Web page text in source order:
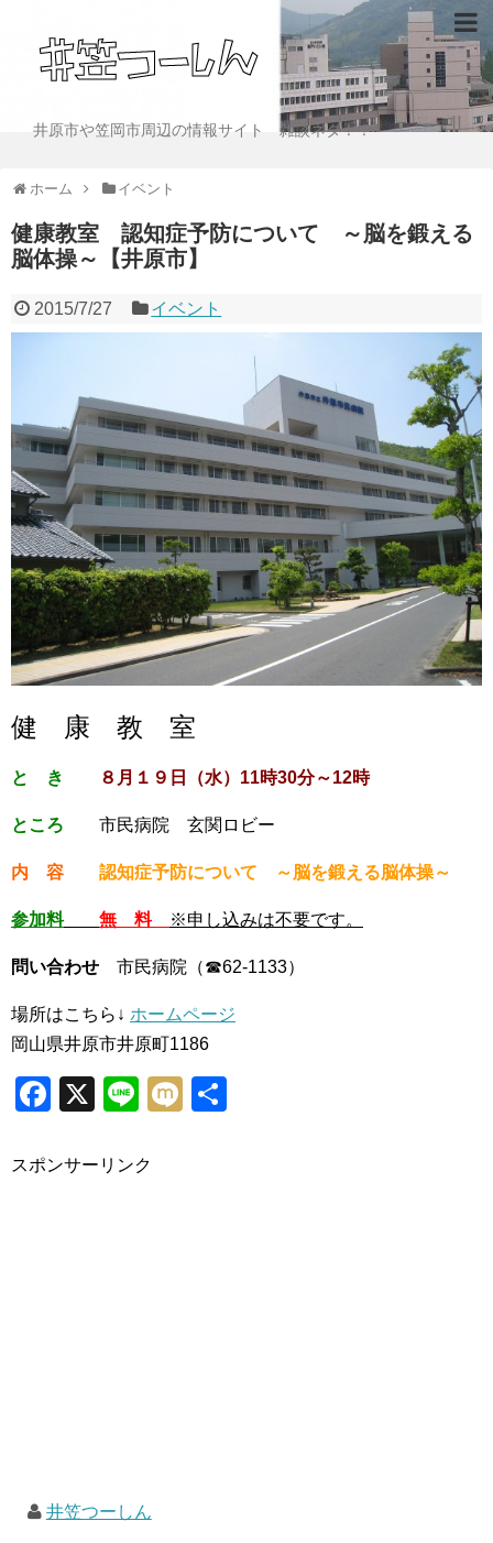
井原市や笠岡市周辺の情報サイト 雑談ネタ！！
ホーム イベント
健康教室 認知症予防について ～脳を鍛える
脳体操～【井原市】
2015/7/27 イベント
健 康 教 室
と き ８月１９日（水）11時30分～12時
ところ 市民病院 玄関ロビー
内 容 認知症予防について ～脳を鍛える脳体操～
参加料 無 料 ※申し込みは不要です。
問い合わせ 市民病院（☎62-1133）
場所はこちら↓ ホームページ
岡山県井原市井原町1186
Facebook
X LineMixi
スポンサーリンク
井笠つーしん